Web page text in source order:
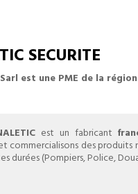
SECURITE
est une PME de la
est un fabricant
commercialisons des
durées (Pompiers, Police,